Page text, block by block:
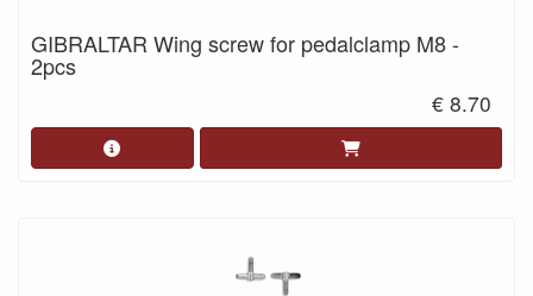
GIBRALTAR Wing screw for pedalclamp M8 -
2pcs
€ 8.70